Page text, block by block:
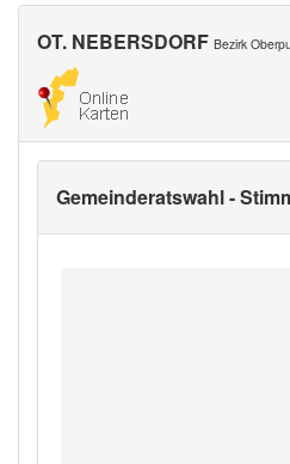
OT. NEBERSDORF Bezirk
Gemeinderatswahl -